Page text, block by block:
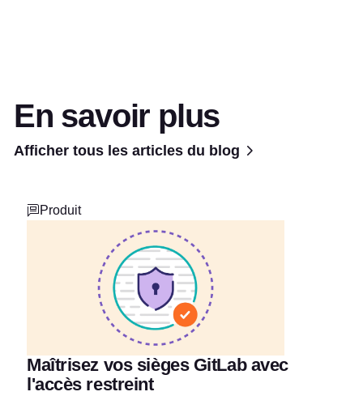
En savoir plus
Afficher tous les articles du blog
Produit
Maîtrisez vos sièges GitLab avec
l'accès restreint